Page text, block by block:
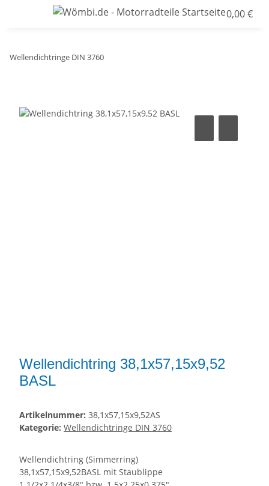
0,00 €
Wellendichtringe DIN 3760
Wellendichtring 38,1x57,15x9,52
BASL
Artikelnummer: 38,1x57,15x9,52AS
Kategorie: Wellendichtringe DIN 3760
Wellendichtring (Simmerring)
38,1x57,15x9,52BASL mit Staublippe